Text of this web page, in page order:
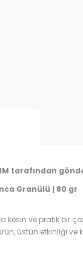
tarafından
Granülü | 80 gr
kesin ve pratik bir
üstün etkinliği ve